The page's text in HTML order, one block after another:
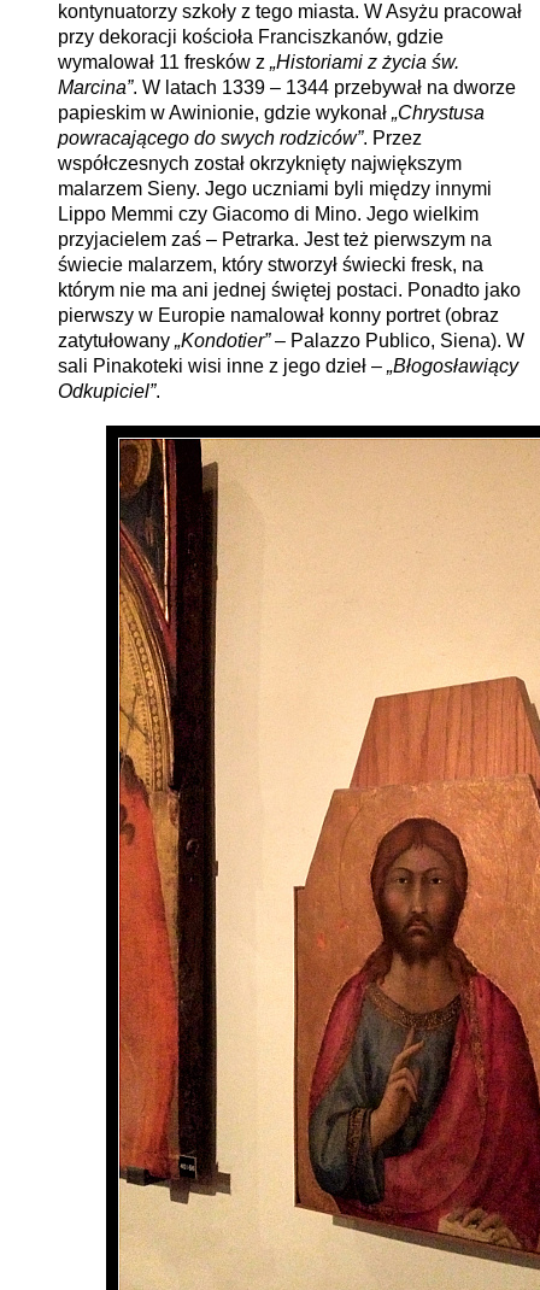
kontynuatorzy szkoły z tego miasta. W Asyżu pracował
przy dekoracji kościoła Franciszkanów, gdzie
wymalował 11 fresków z „Historiami z życia św.
Marcina”. W latach 1339 – 1344 przebywał na dworze
papieskim w Awinionie, gdzie wykonał „Chrystusa
powracającego do swych rodziców”. Przez
współczesnych został okrzyknięty największym
malarzem Sieny. Jego uczniami byli między innymi
Lippo Memmi czy Giacomo di Mino. Jego wielkim
przyjacielem zaś – Petrarka. Jest też pierwszym na
świecie malarzem, który stworzył świecki fresk, na
którym nie ma ani jednej świętej postaci. Ponadto jako
pierwszy w Europie namalował konny portret (obraz
zatytułowany „Kondotier”– Palazzo Publico, Siena). W
sali Pinakoteki wisi inne z jego dzieł – „Błogosławiący
Odkupiciel”.